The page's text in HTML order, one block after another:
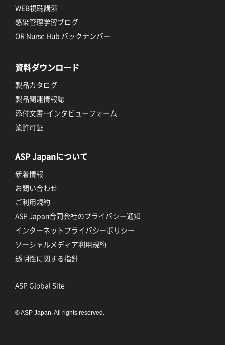
WEB視聴講演
感染管理学習ブログ
OR Nurse Hub バックナンバー
資料ダウンロード
製品カタログ
製品関連情報誌
添付文書･インタビューフォーム
業許可証
ASP Japanについて
新着情報
お問い合わせ
ご利用規約
ASP Japan合同会社のプライバシー通知
インターネットプライバシーポリシー
ソーシャルメディア利用規約
透明性に関する指針
ASP Global Site
© ASP Japan. All rights reserved.